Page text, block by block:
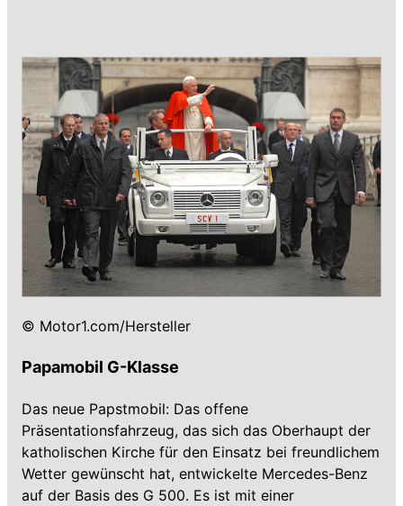
© Motor1.com/Hersteller
Papamobil G-Klasse
Das neue Papstmobil: Das offene
Präsentationsfahrzeug, das sich das Oberhaupt der
katholischen Kirche für den Einsatz bei freundlichem
Wetter gewünscht hat, entwickelte Mercedes-Benz
auf der Basis des G 500. Es ist mit einer